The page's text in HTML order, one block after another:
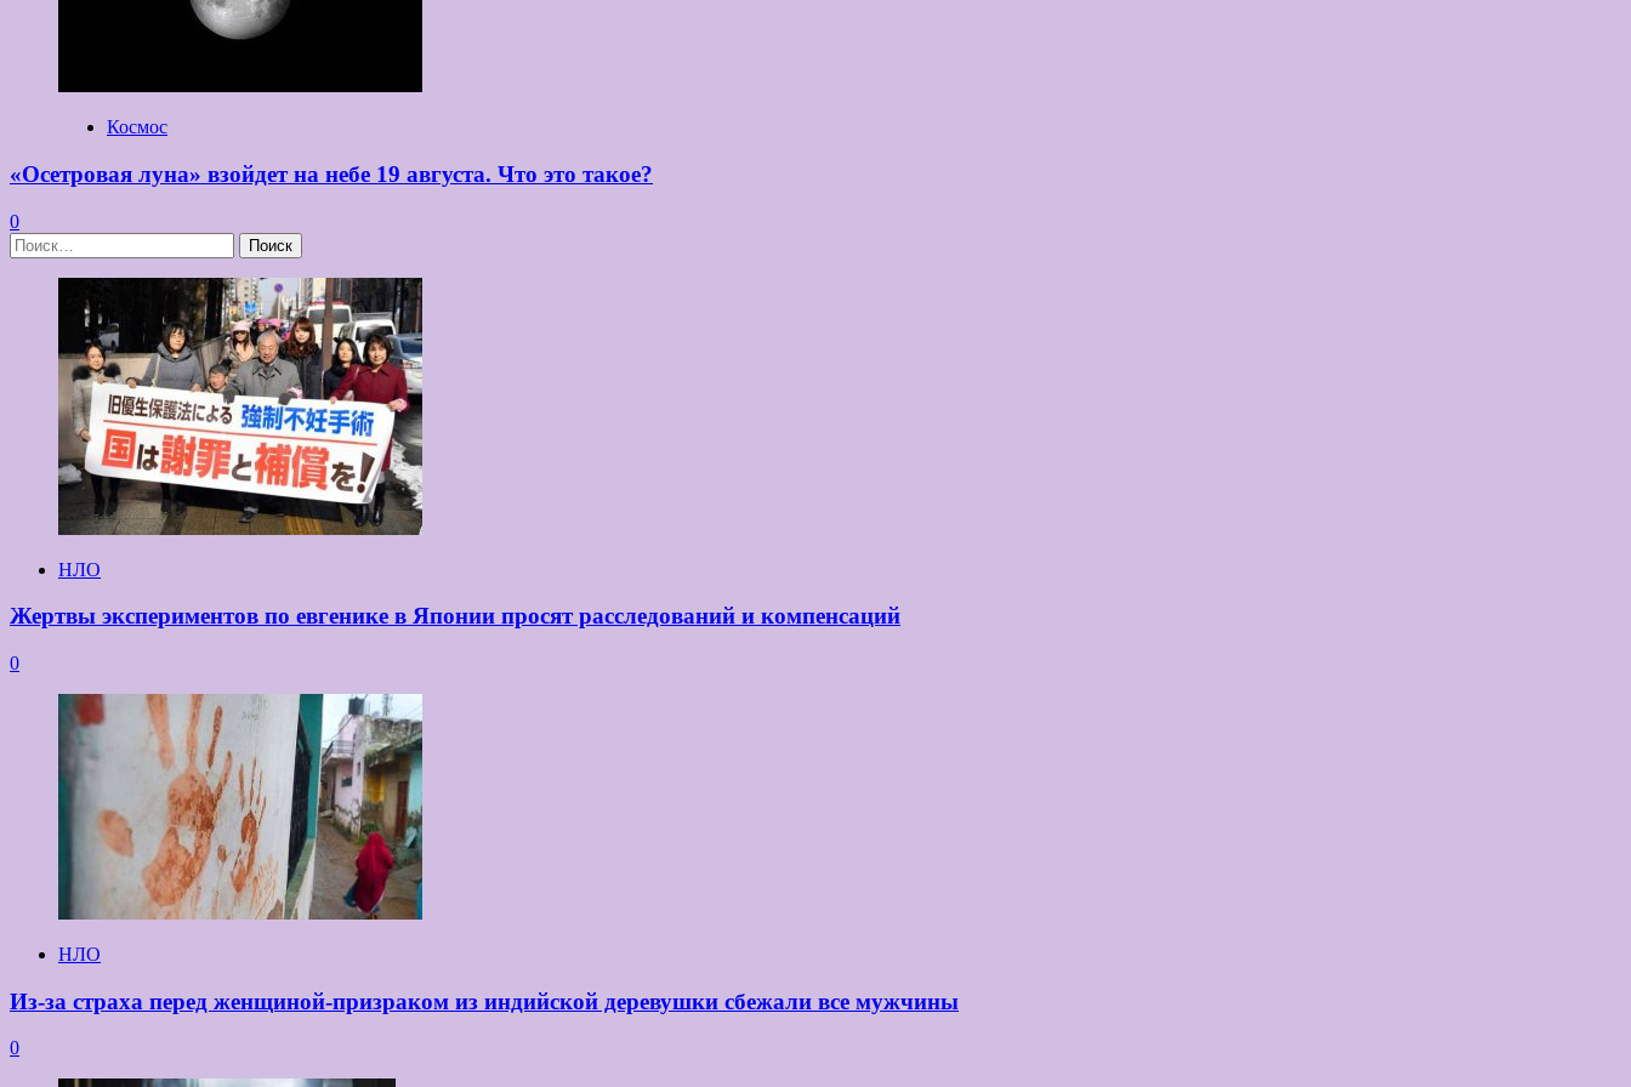
Космос
«Осетровая луна» взойдет на небе 19 августа. Что это такое?
0
Найти:
НЛО
Жертвы экспериментов по евгенике в Японии просят расследований и компенсаций
0
НЛО
Из-за страха перед женщиной-призраком из индийской деревушки сбежали все мужчины
0